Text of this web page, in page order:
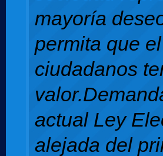
mayoría
permita que
ciudadanos
actual Ley
alejada del